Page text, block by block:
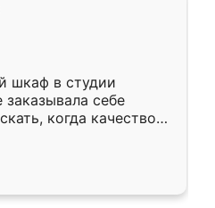
шкаф в студии
заказывала себе
когда качеством
кухня уже почти